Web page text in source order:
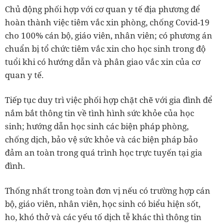
Chủ động phối hợp với cơ quan y tế địa phương để
hoàn thành việc tiêm vắc xin phòng, chống Covid-19
cho 100% cán bộ, giáo viên, nhân viên; có phương án
chuẩn bị tổ chức tiêm vắc xin cho học sinh trong độ
tuổi khi có hướng dẫn và phân giao vắc xin của cơ
quan y tế.
Tiếp tục duy trì việc phối hợp chặt chẽ với gia đình để
nắm bắt thông tin về tình hình sức khỏe của học
sinh; hướng dẫn học sinh các biện pháp phòng,
chống dịch, bảo vệ sức khỏe và các biện pháp bảo
đảm an toàn trong quá trình học trực tuyến tại gia
đình.
Thống nhất trong toàn đơn vị nếu có trường hợp cán
bộ, giáo viên, nhân viên, học sinh có biểu hiện sốt,
ho, khó thở và các yếu tố dịch tễ khác thì thông tin